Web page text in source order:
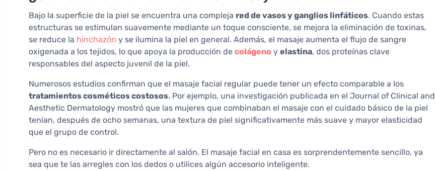
Bajo la superficie de la piel se encuentra una compleja red de vasos y ganglios linfáticos. Cuando estas
estructuras se estimulan suavemente mediante un toque consciente, se mejora la eliminación de toxinas,
se reduce la hinchazón y se ilumina la piel en general. Además, el masaje aumenta el flujo de sangre
oxigenada a los tejidos, lo que apoya la producción de colágeno y elastina, dos proteínas clave
responsables del aspecto juvenil de la piel.
Numerosos estudios confirman que el masaje facial regular puede tener un efecto comparable a los
tratamientos cosméticos costosos. Por ejemplo, una investigación publicada en el Journal of Clinical and
Aesthetic Dermatology mostró que las mujeres que combinaban el masaje con el cuidado básico de la piel
tenían, después de ocho semanas, una textura de piel significativamente más suave y mayor elasticidad
que el grupo de control.
Pero no es necesario ir directamente al salón. El masaje facial en casa es sorprendentemente sencillo, ya
sea que te las arregles con los dedos o utilices algún accesorio inteligente.